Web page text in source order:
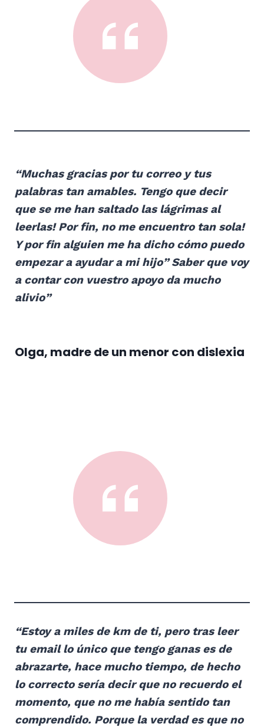
“Muchas gracias por tu correo y tus
palabras tan amables. Tengo que decir
que se me han saltado las lágrimas al
leerlas! Por fin, no me encuentro tan sola!
Y por fin alguien me ha dicho cómo puedo
empezar a ayudar a mi hijo” Saber que voy
a contar con vuestro apoyo da mucho
alivio”
Olga, madre de un menor con dislexia
“Estoy a miles de km de ti, pero tras leer
tu email lo único que tengo ganas es de
abrazarte, hace mucho tiempo, de hecho
lo correcto sería decir que no recuerdo el
momento, que no me había sentido tan
comprendido. Porque la verdad es que no